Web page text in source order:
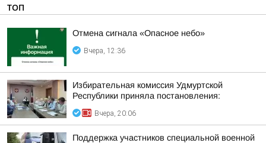
ТОП
Отмена сигнала «Опасное небо»
Вчера, 12:36
Избирательная комиссия Удмуртской
Республики приняла постановления:
Вчера, 20:06
Поддержка участников специальной военной